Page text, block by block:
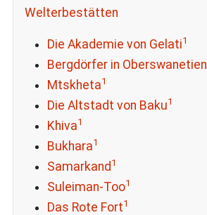
Welterbestätten
Die Akademie von Gelati1
Bergdörfer in Oberswanetien
Mtskheta1
Die Altstadt von Baku1
Khiva1
Bukhara1
Samarkand 1
Suleiman-Too1
Das Rote Fort1